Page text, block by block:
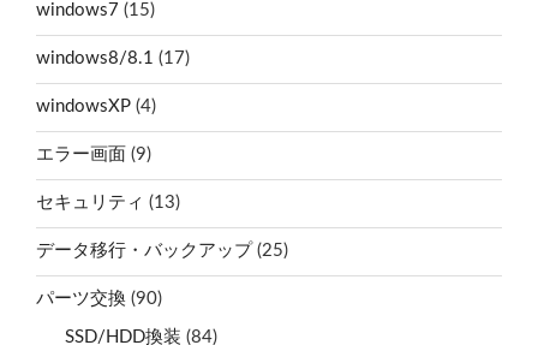
windows7 (15)
windows8/8.1 (17)
windowsXP (4)
エラー画面 (9)
セキュリティ (13)
データ移行・バックアップ (25)
パーツ交換 (90)
SSD/HDD換装 (84)